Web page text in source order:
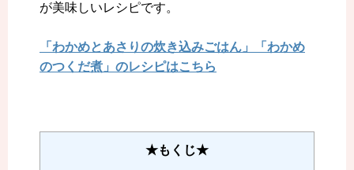
が美味しいレシピです。
「わかめとあさりの炊き込みごはん」「わかめ
のつくだ煮」のレシピはこちら
★もくじ★